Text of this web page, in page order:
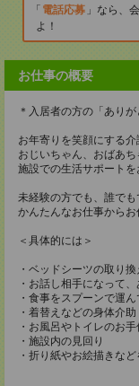
電話応募
なら、
よ！
お仕事の概要
＊入居者の方の「あり
お年寄りを笑顔にする介
おじいちゃん、おばあ
施設での生活サポートを
未経験の方でも、誰で
かんたんなお仕事からお
＜具体的には＞
・ベッドシーツの取り
・お話し相手になって
・食事をスプーンで運
・着替えなどの身体介助
・お風呂やトイレのお
・施設内の見回り
・折り紙やお絵描きな